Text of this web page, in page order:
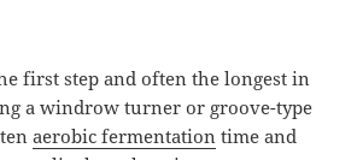
first step and often the longest in
a windrow turner or groove-type
aerobic fermentation time and